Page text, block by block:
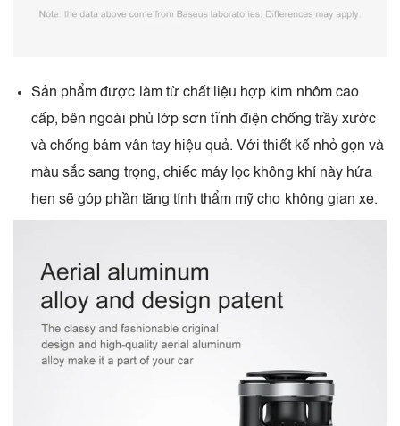
Sản phẩm được làm từ chất liệu hợp kim nhôm cao
cấp, bên ngoài phủ lớp sơn tĩnh điện chống trầy xước
và chống bám vân tay hiệu quả. Với thiết kế nhỏ gọn và
màu sắc sang trọng, chiếc máy lọc không khí này hứa
hẹn sẽ góp phần tăng tính thẩm mỹ cho không gian xe.